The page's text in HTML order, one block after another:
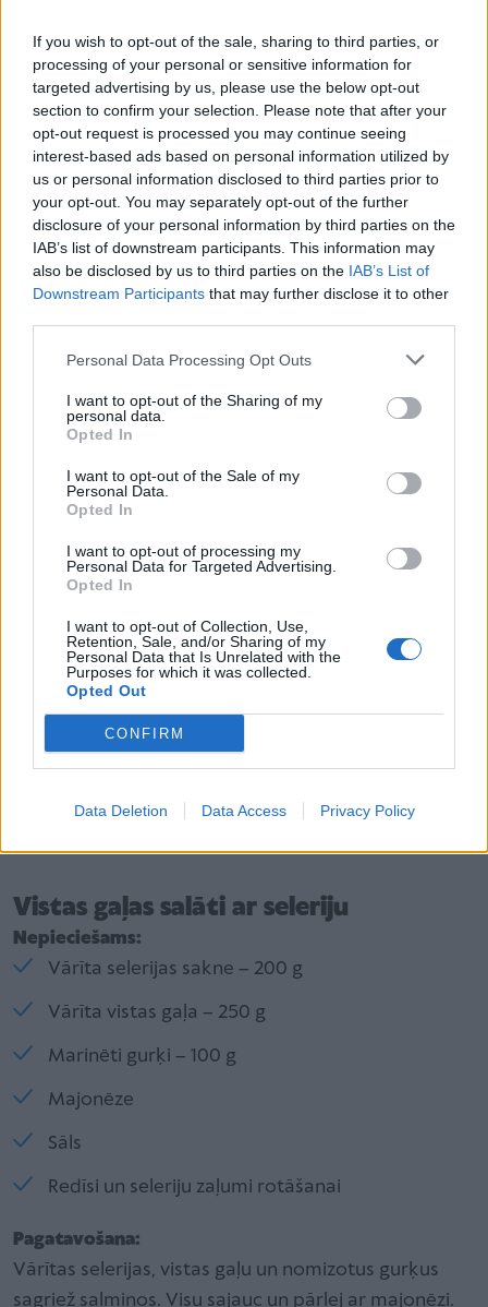
If you wish to opt-out of the sale, sharing to third parties, or
processing of your personal or sensitive information for
targeted advertising by us, please use the below opt-out
section to confirm your selection. Please note that after your
opt-out request is processed you may continue seeing
interest-based ads based on personal information utilized by
us or personal information disclosed to third parties prior to
your opt-out. You may separately opt-out of the further
disclosure of your personal information by third parties on the
IAB’s list of downstream participants. This information may
also be disclosed by us to third parties on the IAB’s List of
Downstream Participants that may further disclose it to other
Personal Data Processing Opt Outs
I want to opt-out of the Sharing of my
personal data.
Opted In
I want to opt-out of the Sale of my
Personal Data.
Opted In
I want to opt-out of processing my
Personal Data for Targeted Advertising.
Opted In
I want to opt-out of Collection, Use,
Retention, Sale, and/or Sharing of my
Personal Data that Is Unrelated with the
Purposes for which it was collected.
Opted Out
CONFIRM
Data Deletion Data Access Privacy Policy
Vistas gabaliņi karija mērcē ar rīsiem
Nepieciešams:
Sāls
700 ml saldais krējums
Karijs vai veikalā nopērkamais gatavais
maisījums “Tikka Masala”
3 gab. sīpoli
1 bundža sasmalcinātu tomātu savā sulā
sagrieztā vistas gaļa
3 paciņas rīsu
Pagatavošana
Uzliek vārīties rīsus.
Sasmalcina un apcep sīpolus. Apcep sagriezto
vistas gaļu sakarsētās taukvielās.
Pievieno konservētus sasmalcinātus tomātus un
kariju vai “Tikka Masala", sāli un vēl mazliet
pacepina.
kamēr krējums iegūst tumīgu konsistenci.
Vistas gaļas salāti ar seleriju
Nepieciešams:
Vārīta selerijas sakne – 200 g
Vārīta vistas gaļa – 250 g
Marinēti gurķi – 100 g
Majonēze
Sāls
Redīsi un seleriju zaļumi rotāšanai
Pagatavošana:
Vārītas selerijas, vistas gaļu un nomizotus gurķus
sagriež salmiņos. Visu sajauc un pārlej ar majonēzi.